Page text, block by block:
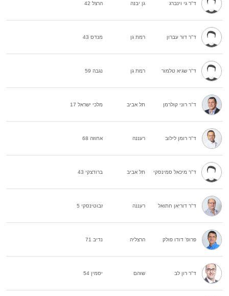
ד"ר גי וינברג גן יבנה הרצל 42
ד"ר דור עברון רמת גן מנדס 43
ד"ר שגיא טלמור רמת גן נגבה 59
ד"ר רוני קולרמן תל אביב מלכי ישראל 17
ד"ר רומן לילוב רעננה אחוזה 68
ד"ר מיכאל סמינסקי תל אביב ברודצקי 43
ד"ר דוריאן חתואל רעננה זבוטינסקי 5
פרופ' דודו פולק הרצליה נדיב 71
ד"ר רון לב שוהם יסמין 54